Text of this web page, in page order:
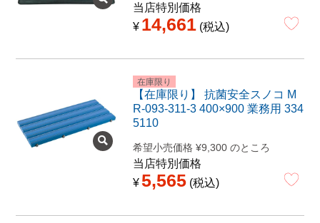
当店特別価格
¥ 14,661 税込
在庫限り
【在庫限り】 抗菌安全スノコ M
R-093-311-3 400×900 業務用 334
5110
希望小売価格 ¥9,300 のところ
当店特別価格
¥5,565 税込